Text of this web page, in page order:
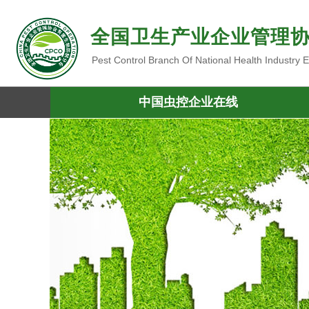
全国卫生产业企业管理
Pest Control Branch Of National Health Industry
中国虫控企业在线